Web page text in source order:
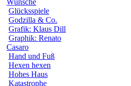
Wünsche
Glücksspiele
Godzilla & Co.
Grafik: Klaus Dill
Graphik: Renato
Casaro
Hand und Fuß
Hexen hexen
Hohes Haus
Katastrophe